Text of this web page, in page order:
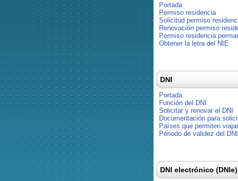
Portada
Permiso residencia
Solicitud permiso
Renovación permiso
Permiso residencia
Obtener la letra del NIE
DNI
Portada
Función del DNI
Solicitar y renovar el DNI
Documentación para
Países que permiten viajar
Periodo de validez del DNI
DNI electrónico (DNIe)